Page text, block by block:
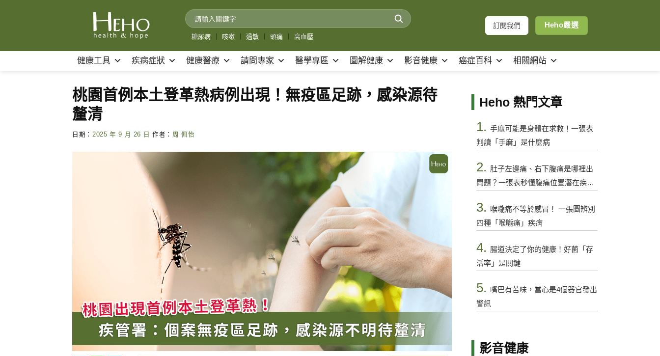
糖尿病 咳嗽 過敏 頭痛 高血壓
訂閱我們 Heho嚴選
健康工具 疾病症狀 健康醫療 請問專家 醫學專區 圖解健康 影音健康 癌症百科 相關網站
桃園首例本土登革熱病例出現！無疫區足跡，感染源待
釐清
日期： 2025 年 9 月 26 日 作者： 周 佩怡
Heho 熱門文章
1. 手麻可能是身體在求救！一張表
判讀「手麻」是什麼病
2. 肚子左邊痛、右下腹痛是哪裡出
問題？一張表秒懂腹痛位置潛在疾病
3.
喉嚨痛不等於感冒！ 一張圖辨別
四種「喉嚨痛」疾病
4. 腸道決定了你的健康！好菌「存
活率」是關鍵
5. 嘴巴有苦味，當心是4個器官發出
警訊
影音健康